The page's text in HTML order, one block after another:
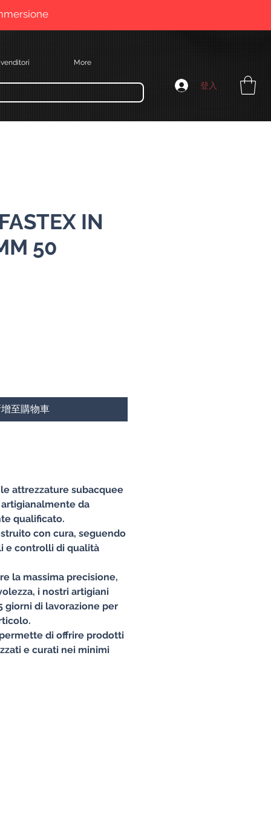
More
登入
IN
50
至購物車
attrezzature subacquee
da
qualificato.
con cura, seguendo
e controlli di qualità
la massima precisione,
i nostri artigiani
giorni di lavorazione per
di offrire prodotti
e curati nei minimi